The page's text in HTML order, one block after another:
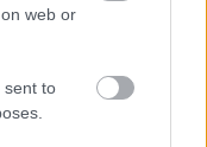
web or
sent to